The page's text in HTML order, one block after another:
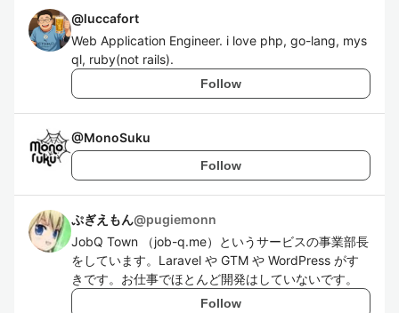
@luccafort
Web Application Engineer. i love php, go-lang, mys
ql, ruby(not rails).
Follow
@MonoSuku
Follow
ぷぎえもん@pugiemonn
JobQ Town （job-q.me）というサービスの事業部長
をしています。Laravel や GTM や WordPress がす
きです。お仕事でほとんど開発はしていないです。
Follow